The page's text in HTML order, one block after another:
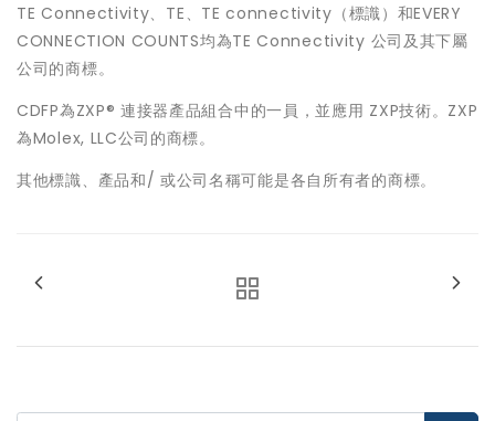
TE Connectivity、TE、TE connectivity（標識）和EVERY
CONNECTION COUNTS均為TE Connectivity 公司及其下屬
公司的商標。
CDFP為ZXP® 連接器產品組合中的一員，並應用 ZXP技術。ZXP
為Molex, LLC公司的商標。
其他標識、產品和/ 或公司名稱可能是各自所有者的商標。